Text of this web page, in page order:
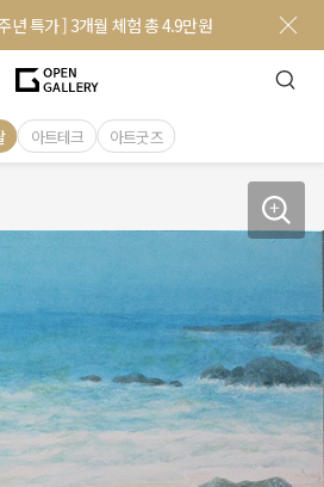
년 특가 ] 3개월 체험 총 4.9만원
아트테크 아트굿즈